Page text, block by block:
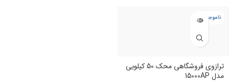
ناموجود
ترازوی فروشگاهی محک 50 کیلویی
مدل 15000AP